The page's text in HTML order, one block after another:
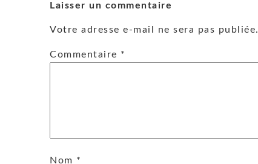
Laisser un commentaire
Votre adresse e-mail ne sera pas publiée.
Commentaire *
Nom *